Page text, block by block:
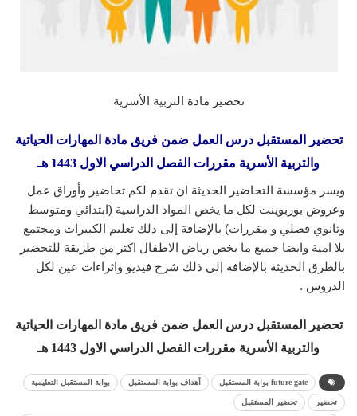
تحضير مادة التربية الأسرية
تحضير المستقبل درس العمل ضمن فريق مادة المهارات الحياتية
والتربية الأسرية مقررات الفصل الدراسي الاول 1443 هـ
ويسر مؤسسة التحاضير الحديثة ان تقدم لكم تحاضير وأوراق عمل
وعروض بوربوينت لكل ما يخص المواد الدراسية (ابتدائي ومتوسط
وثانوي فصلي و مقررات) بالإضافة إلى ذلك تعليم الكبيرات ومجتمع
بلا امية وايضا جميع ما يخص رياض الاطفال اكثر من طريقة للتحضير
بالطرق الحديثة بالإضافة إلى ذلك شرح فيديو واثراءات عين لكل
الدروس .
تحضير المستقبل درس العمل ضمن فريق مادة المهارات الحياتية
والتربية الأسرية مقررات الفصل الدراسي الاول 1443 هـ
future gate بوابة المستقبل أهداف بوابة المستقبل بوابة المستقبل التعليمية
تحضير تحضير المستقبل